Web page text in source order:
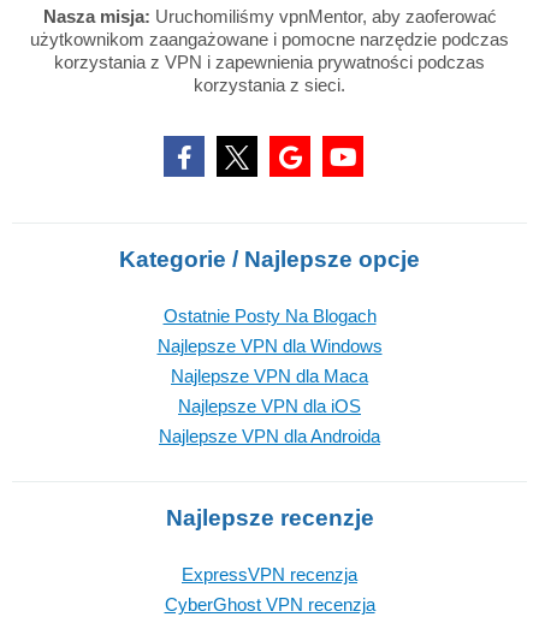
Nasza misja: Uruchomiliśmy vpnMentor, aby zaoferować
użytkownikom zaangażowane i pomocne narzędzie podczas
korzystania z VPN i zapewnienia prywatności podczas
korzystania z sieci.
Kategorie / Najlepsze opcje
Ostatnie Posty Na Blogach
Najlepsze VPN dla Windows
Najlepsze VPN dla Maca
Najlepsze VPN dla iOS
Najlepsze VPN dla Androida
Najlepsze recenzje
ExpressVPN recenzja
CyberGhost VPN recenzja